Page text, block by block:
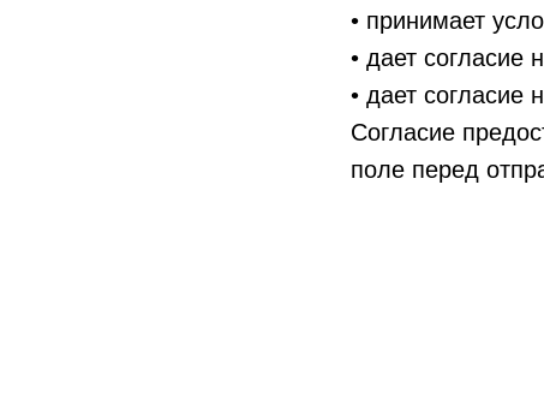
• принимает
• дает согласие
• дает согласие
Согласие
поле перед